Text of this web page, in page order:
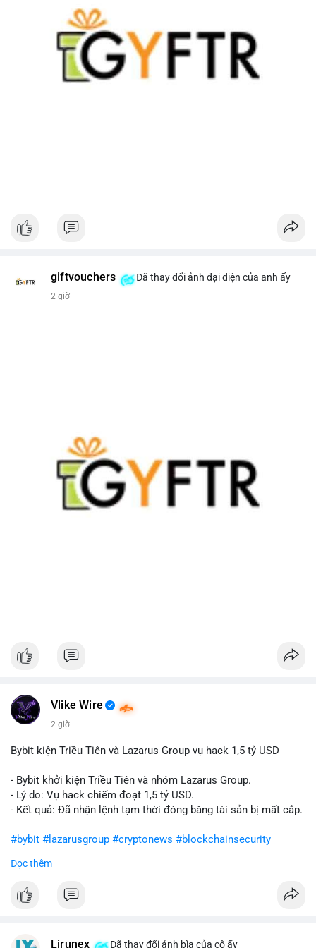
giftvouchers Đã thay đổi ảnh đại diện của anh ấy
2 giờ
Vlike Wire
2 giờ
Bybit kiện Triều Tiên và Lazarus Group vụ hack 1,5 tỷ USD
- Bybit khởi kiện Triều Tiên và nhóm Lazarus Group.
- Lý do: Vụ hack chiếm đoạt 1,5 tỷ USD.
- Kết quả: Đã nhận lệnh tạm thời đóng băng tài sản bị mất cắp.
#bybit #lazarusgroup #cryptonews #blockchainsecurity
$btc $eth
#vlikevn #titanbot
Đọc thêm
Lirunex Đã thay đổi ảnh bìa của cô ấy